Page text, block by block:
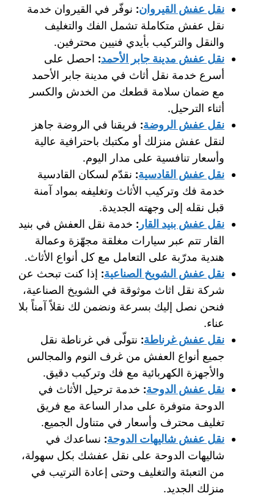
نقل عفش القيروان: نوفّر في القيروان خدمة
نقل عفش متكاملة تشمل الفك والتغليف
والنقل والتركيب بأيدي فنيين محترفين.
نقل عفش مدينة جابر الأحمد: احصل على
أسرع خدمة نقل أثاث في مدينة جابر الأحمد
مع ضمان سلامة قطعك من الخدش والكسر
أثناء الترحيل.
نقل عفش الروضة: فريقنا في الروضة جاهز
لنقل عفش منزلك أو مكتبك باحترافية عالية
وأسعار تنافسية على مدار اليوم.
نقل عفش القادسية: نقدّم لسكان القادسية
خدمة فك وتركيب الأثاث وتغليفه بمواد آمنة
قبل نقله إلى وجهته الجديدة.
نقل عفش بنيد القار : خدمة نقل العفش في بنيد
القار تتم عبر سيارات مغلقة مجهّزة وعمالة
هندية مدرّبة على التعامل مع كل أنواع الأثاث.
نقل عفش الشويخ الصناعية: إذا كنت تبحث عن
شركة نقل اثاث موثوقة في الشويخ الصناعية،
فنحن نصل إليك بسرعة ونضمن لك نقلاً آمناً بلا
عناء.
نقل عفش غرناطة: نتولّى في غرناطة نقل
جميع أنواع العفش من غرف النوم والمجالس
والأجهزة الكهربائية مع فك وتركيب دقيق.
نقل عفش الدوحة: خدمة ترحيل الأثاث في
الدوحة متوفرة على مدار الساعة مع فريق
تغليف محترف وأسعار في متناول الجميع.
نقل عفش شاليهات الدوحة: نساعدك في
شاليهات الدوحة على نقل عفشك بكل سهولة،
من التعبئة والتغليف وحتى إعادة الترتيب في
منزلك الجديد.